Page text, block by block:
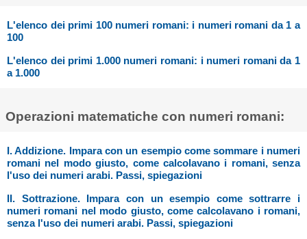
L'elenco dei primi 100 numeri romani: i numeri romani da 1 a
100
L'elenco dei primi 1.000 numeri romani: i numeri romani da 1
a 1.000
Operazioni matematiche con numeri romani:
I. Addizione. Impara con un esempio come sommare i numeri
romani nel modo giusto, come calcolavano i romani, senza
l'uso dei numeri arabi. Passi, spiegazioni
II. Sottrazione. Impara con un esempio come sottrarre i
numeri romani nel modo giusto, come calcolavano i romani,
senza l'uso dei numeri arabi. Passi, spiegazioni